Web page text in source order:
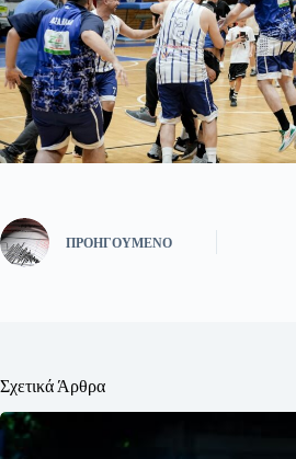
ΠΡΟΗΓΟΎΜΕΝΟ
Σχετικά Άρθρα